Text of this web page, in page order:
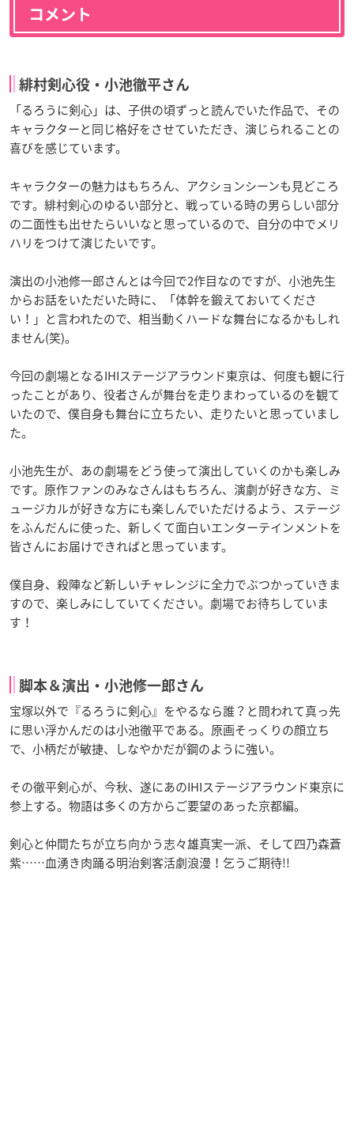
コメント
緋村剣心役・小池徹平さん
「るろうに剣心」は、子供の頃ずっと読んでいた作品で、その
キャラクターと同じ格好をさせていただき、演じられることの
喜びを感じています。
キャラクターの魅力はもちろん、アクションシーンも見どころ
です。緋村剣心のゆるい部分と、戦っている時の男らしい部分
の二面性も出せたらいいなと思っているので、自分の中でメリ
ハリをつけて演じたいです。
演出の小池修一郎さんとは今回で2作目なのですが、小池先生
からお話をいただいた時に、「体幹を鍛えておいてくださ
い！」と言われたので、相当動くハードな舞台になるかもしれ
ません(笑)。
今回の劇場となるIHIステージアラウンド東京は、何度も観に行
ったことがあり、役者さんが舞台を走りまわっているのを観て
いたので、僕自身も舞台に立ちたい、走りたいと思っていまし
た。
小池先生が、あの劇場をどう使って演出していくのかも楽しみ
です。原作ファンのみなさんはもちろん、演劇が好きな方、ミ
ュージカルが好きな方にも楽しんでいただけるよう、ステージ
をふんだんに使った、新しくて面白いエンターテインメントを
皆さんにお届けできればと思っています。
僕自身、殺陣など新しいチャレンジに全力でぶつかっていきま
すので、楽しみにしていてください。劇場でお待ちしていま
す！
脚本＆演出・小池修一郎さん
宝塚以外で『るろうに剣心』をやるなら誰？と問われて真っ先
に思い浮かんだのは小池徹平である。原画そっくりの顔立ち
で、小柄だが敏捷、しなやかだが鋼のように強い。
その徹平剣心が、今秋、遂にあのIHIステージアラウンド東京に
参上する。物語は多くの方からご要望のあった京都編。
剣心と仲間たちが立ち向かう志々雄真実一派、そして四乃森蒼
紫……血湧き肉踊る明治剣客活劇浪漫！乞うご期待!!